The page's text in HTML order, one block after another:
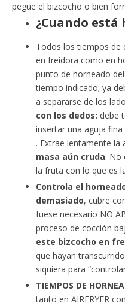
pegue el bizcocho o bien
¿Cuando está
Todos los tiempos de
en freidora como en
punto de horneado
tiempo indicado; ya
a separarse de los
con los dedos: debe
insertar una aguja
. Extrae lentamente la
masa aún cruda. No
la fruta con lo que es
Controla el
demasiado, cubre
fuese necesario NO
proceso de cocción
este bizcocho en
que hayan
siquiera para
TIEMPOS DE
tanto en AIRFRYER